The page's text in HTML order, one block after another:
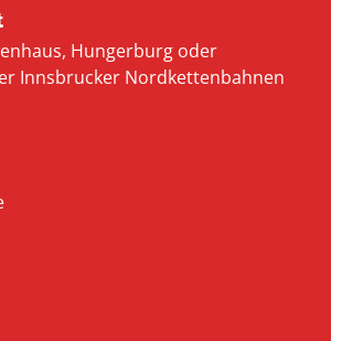
Hungerburg oder
Innsbrucker Nordkettenbahnen